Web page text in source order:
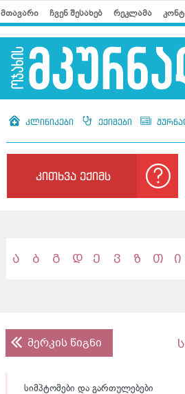
მთავარი ჩვენ შესახებ რეკლამა
კლინიკები ექიმები
კითხვა ექიმს
ა ბ გ დ ე ვ ზ თ ი
მერკის წიგნი
სიმპტომები და გართულებები